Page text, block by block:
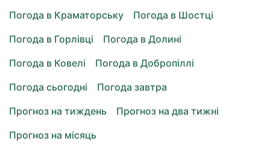
Погода в Краматорську
Погода в Шостці
Погода в Горлівці
Погода в Долині
Погода в Ковелі
Погода в Добропіллі
Погода сьогодні
Погода завтра
Прогноз на тиждень
Прогноз на два тижні
Прогноз на місяць